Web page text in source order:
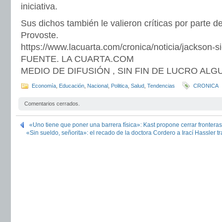
iniciativa.
Sus dichos también le valieron críticas por parte
Provoste.
https://www.lacuarta.com/cronica/noticia/jackson-
FUENTE. LA CUARTA.COM
MEDIO DE DIFUSIÓN , SIN FIN DE LUCRO
Economía Educación Nacional Politica Salud Tendencias CRONICA
Comentarios cerrados.
«Uno tiene que poner una barrera física»: Kast propone cerrar
«Sin sueldo, señorita»: el recado de la doctora Cordero a Irací Hassler